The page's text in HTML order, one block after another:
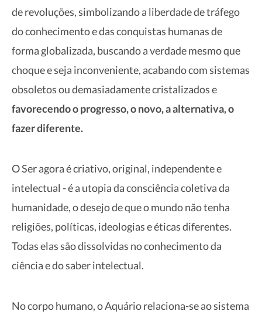
de revoluções, simbolizando a liberdade de tráfego
do conhecimento e das conquistas humanas de
forma globalizada, buscando a verdade mesmo que
choque e seja inconveniente, acabando com sistemas
obsoletos ou demasiadamente cristalizados e
favorecendo o progresso, o novo, a alternativa, o
fazer diferente.
O Ser agora é criativo, original, independente e
intelectual - é a utopia da consciência coletiva da
humanidade, o desejo de que o mundo não tenha
religiões, políticas, ideologias e éticas diferentes.
Todas elas são dissolvidas no conhecimento da
ciência e do saber intelectual.
No corpo humano, o Aquário relaciona-se ao sistema